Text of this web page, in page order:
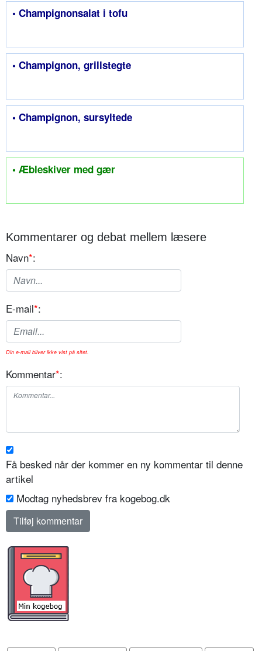
• Champignonsalat i tofu
• Champignon, grillstegte
• Champignon, sursyltede
• Æbleskiver med gær
Kommentarer og debat mellem læsere
Navn*:
E-mail*:
Din e-mail bliver ikke vist på sitet.
Kommentar*:
Få besked når der kommer en ny kommentar til denne
artikel
Modtag nyhedsbrev fra kogebog.dk